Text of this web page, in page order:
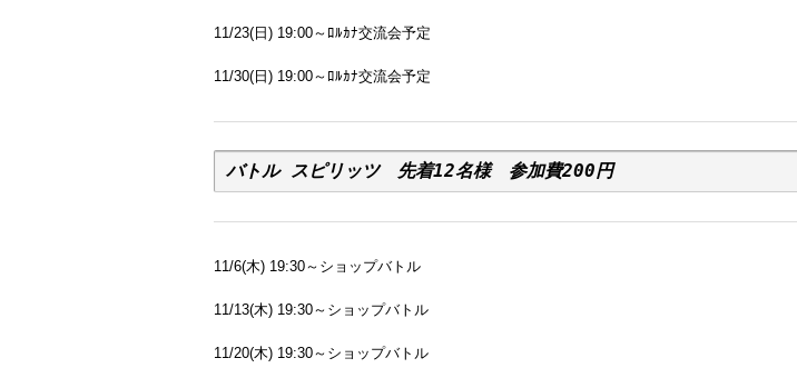
11/23(日) 19:00～ﾛﾙｶﾅ交流会予定
11/30(日) 19:00～ﾛﾙｶﾅ交流会予定
バトル スピリッツ　先着12名様 参加費200円
11/6(木) 19:30～ショップバトル
11/13(木) 19:30～ショップバトル
11/20(木) 19:30～ショップバトル